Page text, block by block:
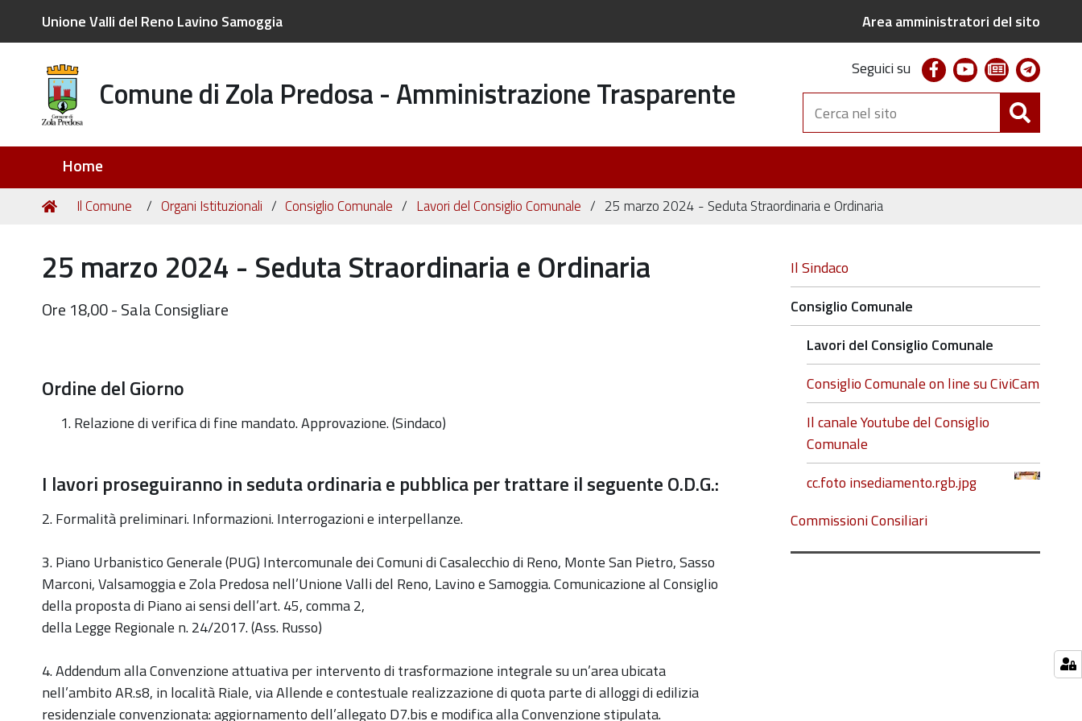
Unione Valli del Reno Lavino Samoggia Area amministratori del sito
Comune di Zola Predosa - Amministrazione Trasparente
Seguici su facebookyoutubenewsletter
Cerca
nel
sito
Home
Tu
Home
Il Comune Organi Istituzionali Consiglio Comunale Lavori del Consiglio Comunale 25 marzo 2024 - Seduta Straordinaria e Ordinaria
25 marzo 2024 - Seduta Straordinaria e Ordinaria
Ore 18,00 - Sala Consigliare
Ordine del Giorno
Relazione di verifica di fine mandato. Approvazione. (Sindaco)
I lavori proseguiranno in seduta ordinaria e pubblica per trattare il seguente O.D.G.:
2. Formalità preliminari. Informazioni. Interrogazioni e interpellanze.
3. Piano Urbanistico Generale (PUG) Intercomunale dei Comuni di Casalecchio di Reno, Monte San Pietro, Sasso
Marconi, Valsamoggia e Zola Predosa nell’Unione Valli del Reno, Lavino e Samoggia. Comunicazione al Consiglio
della proposta di Piano ai sensi dell’art. 45, comma 2,
della Legge Regionale n. 24/2017. (Ass. Russo)
4. Addendum alla Convenzione attuativa per intervento di trasformazione integrale su un’area ubicata
nell’ambito AR.s8, in località Riale, via Allende e contestuale realizzazione di quota parte di alloggi di edilizia
residenziale convenzionata: aggiornamento dell’allegato D7.bis e modifica alla Convenzione stipulata.
Navigazione
Il Sindaco
Consiglio Comunale
Lavori del Consiglio Comunale
Consiglio Comunale on line su CiviCam
Il canale Youtube del Consiglio
Comunale
cc.foto insediamento.rgb.jpg
Commissioni Consiliari